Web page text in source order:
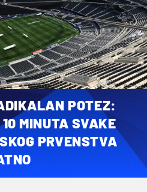
POTEZ:
MINUTA SVAKE
PRVENSTVA